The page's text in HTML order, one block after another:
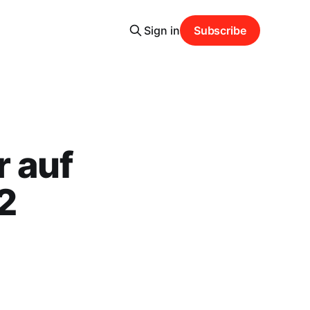
Sign in Subscribe
auf